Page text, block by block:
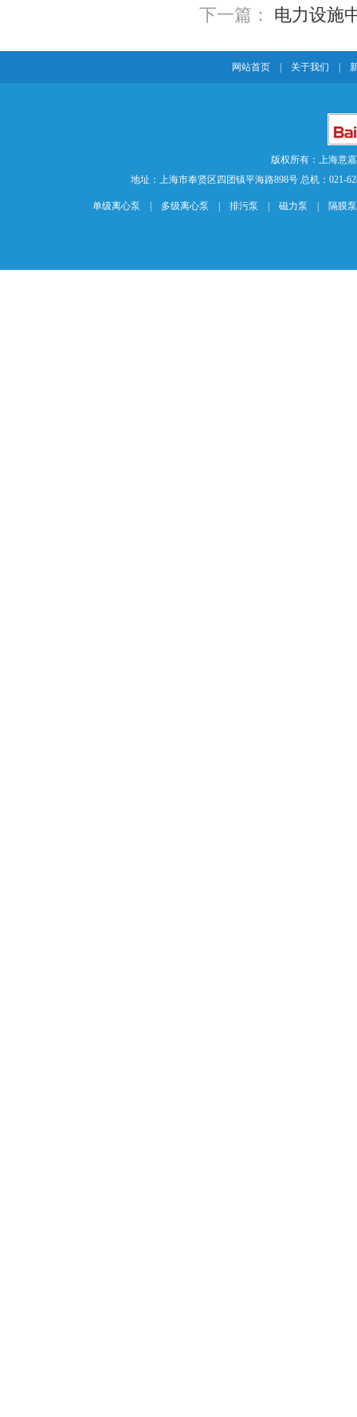
下一篇： 电力设施
网站首页 关于我们
版权所有：上海意
地址：上海市奉贤区四团镇平海路898号 总机：021-
单级离心泵 多级离心泵 排污泵 磁力泵 隔膜泵